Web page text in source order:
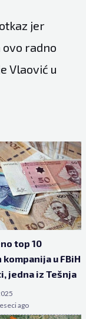
jer
radno
Vlaović u
top 10
u FBiH
jedna iz Tešnja
ago